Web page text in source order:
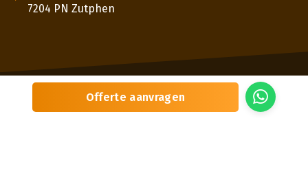
Offerte aanvragen
7204 PN Zutphen
© 2026